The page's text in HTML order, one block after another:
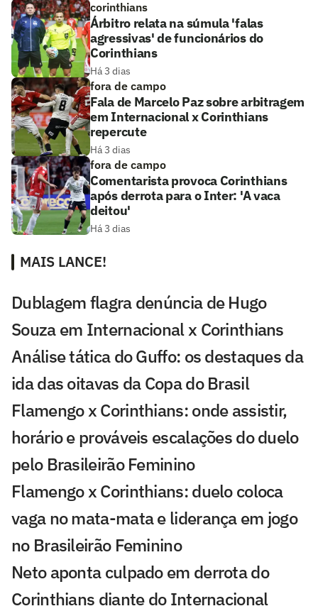
corinthians
Árbitro relata na súmula 'falas
agressivas' de funcionários do
Corinthians
Há 3 dias
fora de campo
Fala de Marcelo Paz sobre arbitragem
em Internacional x Corinthians
repercute
Há 3 dias
fora de campo
Comentarista provoca Corinthians
após derrota para o Inter: 'A vaca
deitou'
Há 3 dias
MAIS LANCE!
Dublagem flagra denúncia de Hugo
Souza em Internacional x Corinthians
Análise tática do Guffo: os destaques da
ida das oitavas da Copa do Brasil
Flamengo x Corinthians: onde assistir,
horário e prováveis escalações do duelo
pelo Brasileirão Feminino
Flamengo x Corinthians: duelo coloca
vaga no mata-mata e liderança em jogo
no Brasileirão Feminino
Neto aponta culpado em derrota do
Corinthians diante do Internacional